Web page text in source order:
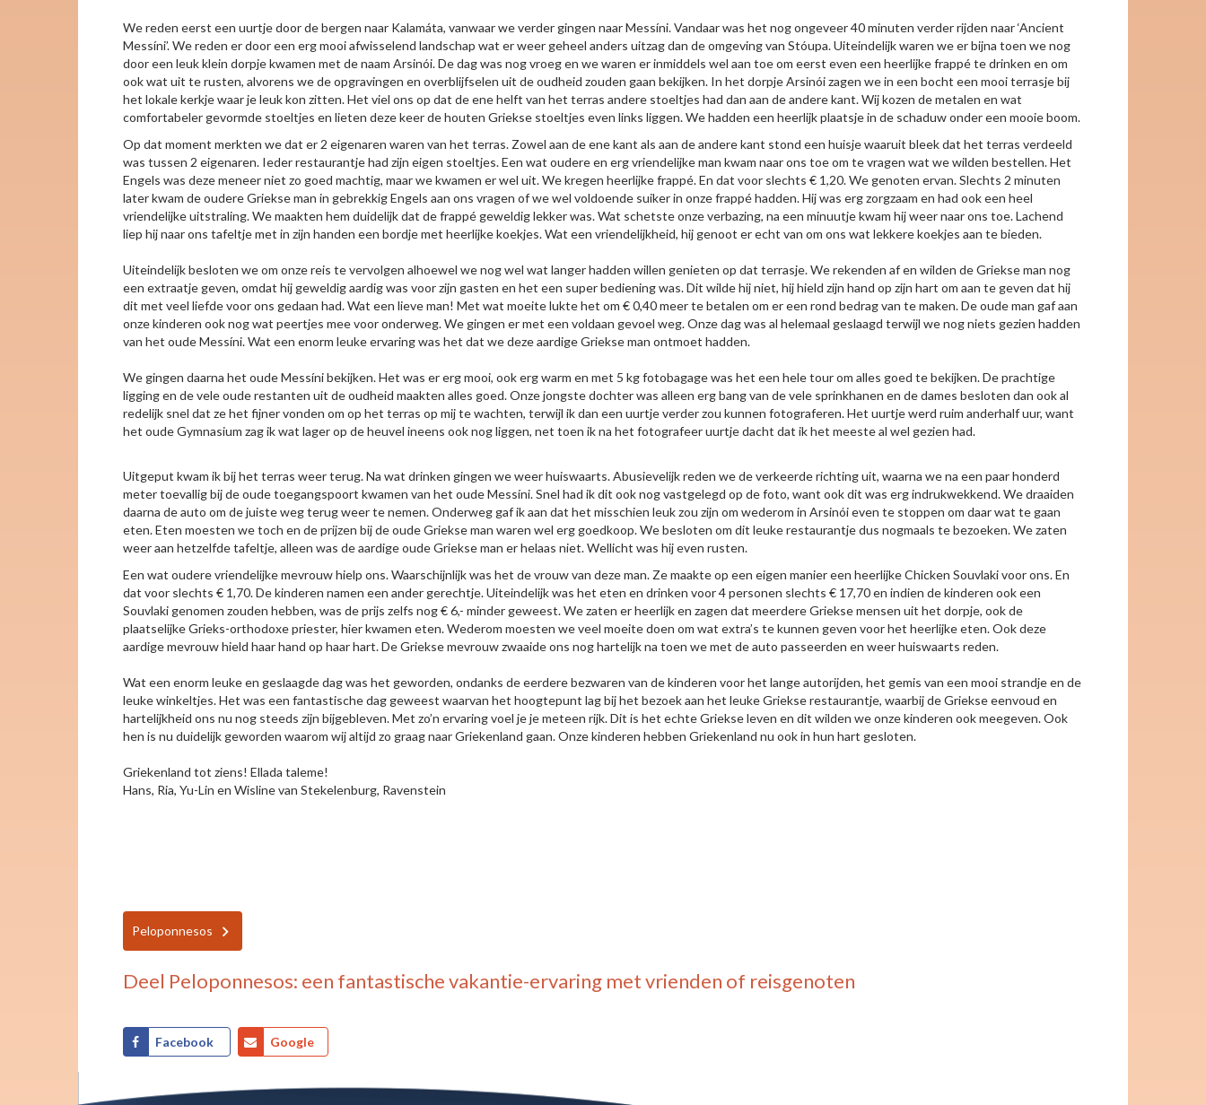
We reden eerst een uurtje door de bergen naar Kalamáta, vanwaar we verder gingen naar Messíni. Vandaar was het nog ongeveer 40 minuten verder rijden naar ‘Ancient
Messíni’. We reden er door een erg mooi afwisselend landschap wat er weer geheel anders uitzag dan de omgeving van Stóupa. Uiteindelijk waren we er bijna toen we nog
door een leuk klein dorpje kwamen met de naam Arsinói. De dag was nog vroeg en we waren er inmiddels wel aan toe om eerst even een heerlijke frappé te drinken en om
ook wat uit te rusten, alvorens we de opgravingen en overblijfselen uit de oudheid zouden gaan bekijken. In het dorpje Arsinói zagen we in een bocht een mooi terrasje bij
het lokale kerkje waar je leuk kon zitten. Het viel ons op dat de ene helft van het terras andere stoeltjes had dan aan de andere kant. Wij kozen de metalen en wat
comfortabeler gevormde stoeltjes en lieten deze keer de houten Griekse stoeltjes even links liggen. We hadden een heerlijk plaatsje in de schaduw onder een mooie boom.
Op dat moment merkten we dat er 2 eigenaren waren van het terras. Zowel aan de ene kant als aan de andere kant stond een huisje waaruit bleek dat het terras verdeeld
was tussen 2 eigenaren. Ieder restaurantje had zijn eigen stoeltjes. Een wat oudere en erg vriendelijke man kwam naar ons toe om te vragen wat we wilden bestellen. Het
Engels was deze meneer niet zo goed machtig, maar we kwamen er wel uit. We kregen heerlijke frappé. En dat voor slechts € 1,20. We genoten ervan. Slechts 2 minuten
later kwam de oudere Griekse man in gebrekkig Engels aan ons vragen of we wel voldoende suiker in onze frappé hadden. Hij was erg zorgzaam en had ook een heel
vriendelijke uitstraling. We maakten hem duidelijk dat de frappé geweldig lekker was. Wat schetste onze verbazing, na een minuutje kwam hij weer naar ons toe. Lachend
liep hij naar ons tafeltje met in zijn handen een bordje met heerlijke koekjes. Wat een vriendelijkheid, hij genoot er echt van om ons wat lekkere koekjes aan te bieden.
Uiteindelijk besloten we om onze reis te vervolgen alhoewel we nog wel wat langer hadden willen genieten op dat terrasje. We rekenden af en wilden de Griekse man nog
een extraatje geven, omdat hij geweldig aardig was voor zijn gasten en het een super bediening was. Dit wilde hij niet, hij hield zijn hand op zijn hart om aan te geven dat hij
dit met veel liefde voor ons gedaan had. Wat een lieve man! Met wat moeite lukte het om € 0,40 meer te betalen om er een rond bedrag van te maken. De oude man gaf aan
onze kinderen ook nog wat peertjes mee voor onderweg. We gingen er met een voldaan gevoel weg. Onze dag was al helemaal geslaagd terwijl we nog niets gezien hadden
van het oude Messíni. Wat een enorm leuke ervaring was het dat we deze aardige Griekse man ontmoet hadden.
We gingen daarna het oude Messíni bekijken. Het was er erg mooi, ook erg warm en met 5 kg fotobagage was het een hele tour om alles goed te bekijken. De prachtige
ligging en de vele oude restanten uit de oudheid maakten alles goed. Onze jongste dochter was alleen erg bang van de vele sprinkhanen en de dames besloten dan ook al
redelijk snel dat ze het fijner vonden om op het terras op mij te wachten, terwijl ik dan een uurtje verder zou kunnen fotograferen. Het uurtje werd ruim anderhalf uur, want
het oude Gymnasium zag ik wat lager op de heuvel ineens ook nog liggen, net toen ik na het fotografeer uurtje dacht dat ik het meeste al wel gezien had.
Uitgeput kwam ik bij het terras weer terug. Na wat drinken gingen we weer huiswaarts. Abusievelijk reden we de verkeerde richting uit, waarna we na een paar honderd
meter toevallig bij de oude toegangspoort kwamen van het oude Messíni. Snel had ik dit ook nog vastgelegd op de foto, want ook dit was erg indrukwekkend. We draaiden
daarna de auto om de juiste weg terug weer te nemen. Onderweg gaf ik aan dat het misschien leuk zou zijn om wederom in Arsinói even te stoppen om daar wat te gaan
eten. Eten moesten we toch en de prijzen bij de oude Griekse man waren wel erg goedkoop. We besloten om dit leuke restaurantje dus nogmaals te bezoeken. We zaten
weer aan hetzelfde tafeltje, alleen was de aardige oude Griekse man er helaas niet. Wellicht was hij even rusten.
Een wat oudere vriendelijke mevrouw hielp ons. Waarschijnlijk was het de vrouw van deze man. Ze maakte op een eigen manier een heerlijke Chicken Souvlaki voor ons. En
dat voor slechts € 1,70. De kinderen namen een ander gerechtje. Uiteindelijk was het eten en drinken voor 4 personen slechts € 17,70 en indien de kinderen ook een
Souvlaki genomen zouden hebben, was de prijs zelfs nog € 6,- minder geweest. We zaten er heerlijk en zagen dat meerdere Griekse mensen uit het dorpje, ook de
plaatselijke Grieks-orthodoxe priester, hier kwamen eten. Wederom moesten we veel moeite doen om wat extra’s te kunnen geven voor het heerlijke eten. Ook deze
aardige mevrouw hield haar hand op haar hart. De Griekse mevrouw zwaaide ons nog hartelijk na toen we met de auto passeerden en weer huiswaarts reden.
Wat een enorm leuke en geslaagde dag was het geworden, ondanks de eerdere bezwaren van de kinderen voor het lange autorijden, het gemis van een mooi strandje en de
leuke winkeltjes. Het was een fantastische dag geweest waarvan het hoogtepunt lag bij het bezoek aan het leuke Griekse restaurantje, waarbij de Griekse eenvoud en
hartelijkheid ons nu nog steeds zijn bijgebleven. Met zo’n ervaring voel je je meteen rijk. Dit is het echte Griekse leven en dit wilden we onze kinderen ook meegeven. Ook
hen is nu duidelijk geworden waarom wij altijd zo graag naar Griekenland gaan. Onze kinderen hebben Griekenland nu ook in hun hart gesloten.
Griekenland tot ziens! Ellada taleme!
Hans, Ria, Yu-Lin en Wisline van Stekelenburg, Ravenstein
Peloponnesos
Deel Peloponnesos: een fantastische vakantie-ervaring met vrienden of reisgenoten
Facebook Google